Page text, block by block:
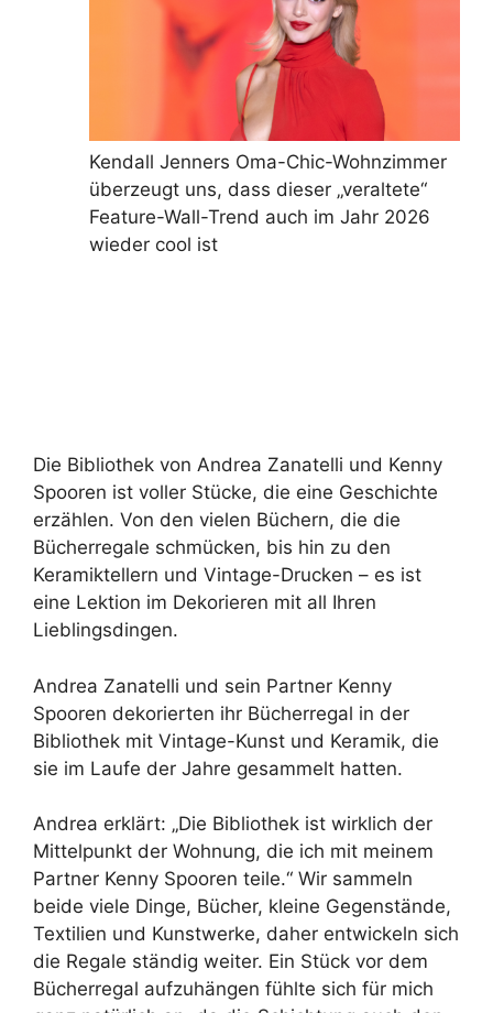
Kendall Jenners Oma-Chic-Wohnzimmer
überzeugt uns, dass dieser „veraltete“
Feature-Wall-Trend auch im Jahr 2026
wieder cool ist
Die Bibliothek von Andrea Zanatelli und Kenny
Spooren ist voller Stücke, die eine Geschichte
erzählen. Von den vielen Büchern, die die
Bücherregale schmücken, bis hin zu den
Keramiktellern und Vintage-Drucken – es ist
eine Lektion im Dekorieren mit all Ihren
Lieblingsdingen.
Andrea Zanatelli und sein Partner Kenny
Spooren dekorierten ihr Bücherregal in der
Bibliothek mit Vintage-Kunst und Keramik, die
sie im Laufe der Jahre gesammelt hatten.
Andrea erklärt: „Die Bibliothek ist wirklich der
Mittelpunkt der Wohnung, die ich mit meinem
Partner Kenny Spooren teile.“ Wir sammeln
beide viele Dinge, Bücher, kleine Gegenstände,
Textilien und Kunstwerke, daher entwickeln sich
die Regale ständig weiter. Ein Stück vor dem
Bücherregal aufzuhängen fühlte sich für mich